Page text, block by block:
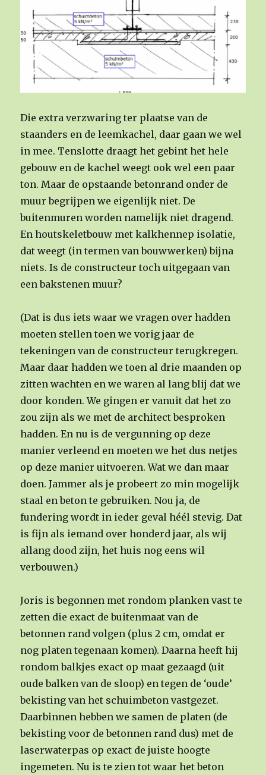
Die extra verzwaring ter plaatse van de
staanders en de leemkachel, daar gaan we wel
in mee. Tenslotte draagt het gebint het hele
gebouw en de kachel weegt ook wel een paar
ton. Maar de opstaande betonrand onder de
muur begrijpen we eigenlijk niet. De
buitenmuren worden namelijk niet dragend.
En houtskeletbouw met kalkhennep isolatie,
dat weegt (in termen van bouwwerken) bijna
niets. Is de constructeur toch uitgegaan van
een bakstenen muur?
(Dat is dus iets waar we vragen over hadden
moeten stellen toen we vorig jaar de
tekeningen van de constructeur terugkregen.
Maar daar hadden we toen al drie maanden op
zitten wachten en we waren al lang blij dat we
door konden. We gingen er vanuit dat het zo
zou zijn als we met de architect besproken
hadden. En nu is de vergunning op deze
manier verleend en moeten we het dus netjes
op deze manier uitvoeren. Wat we dan maar
doen. Jammer als je probeert zo min mogelijk
staal en beton te gebruiken. Nou ja, de
fundering wordt in ieder geval héél stevig. Dat
is fijn als iemand over honderd jaar, als wij
allang dood zijn, het huis nog eens wil
verbouwen.)
Joris is begonnen met rondom planken vast te
zetten die exact de buitenmaat van de
betonnen rand volgen (plus 2 cm, omdat er
nog platen tegenaan komen). Daarna heeft hij
rondom balkjes exact op maat gezaagd (uit
oude balken van de sloop) en tegen de ‘oude’
bekisting van het schuimbeton vastgezet.
Daarbinnen hebben we samen de platen (de
bekisting voor de betonnen rand dus) met de
laserwaterpas op exact de juiste hoogte
ingemeten. Nu is te zien tot waar het beton